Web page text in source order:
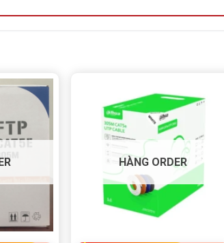
đủ, giá cạnh tranh, hỗ trợ giao hàng tận nơi.
5/5 - (1
Bấm 5 sao để
HÀNG ORDER